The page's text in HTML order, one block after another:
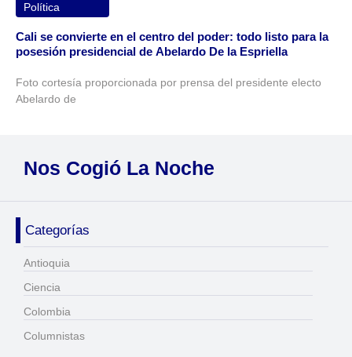
Política
Cali se convierte en el centro del poder: todo listo para la
posesión presidencial de Abelardo De la Espriella
Foto cortesía proporcionada por prensa del presidente electo
Abelardo de
Nos Cogió La Noche
Categorías
Antioquia
Ciencia
Colombia
Columnistas